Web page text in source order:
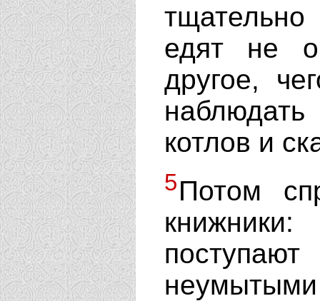
едят не
другое,
котлов и
5Потом
неумытыми